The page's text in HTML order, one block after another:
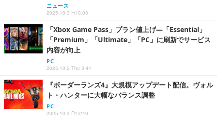
ニュース
2025.10.3 Fri 0:03
「Xbox Game Pass」プラン値上げ―「Essential」
「Premium」「Ultimate」「PC」に刷新でサービス
内容が向上
PC
2025.10.2 Thu 3:41
『ボーダーランズ4』大規模アップデート配信。ヴォル
ト・ハンターに大幅なバランス調整
PC
2025.10.3 Fri 3:40